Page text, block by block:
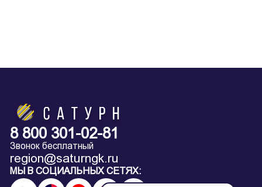
8 800 301-02-81
Звонок бесплатный
region@saturngk.ru
МЫ В СОЦИАЛЬНЫХ СЕТЯХ: